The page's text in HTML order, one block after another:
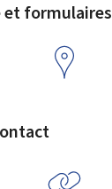
et formulaires